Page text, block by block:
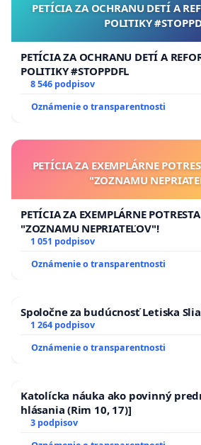
PETÍCIA ZA OCHRANU DETÍ A
POLITIKY
PETÍCIA ZA OCHRANU DETÍ A
POLITIKY #STOPPDFL
8 546 podpisov
Oznámenie o transparentnosti
PETÍCIA ZA EXEMPLÁRNE
"ZOZNAMU
PETÍCIA ZA EXEMPLÁRNE
"ZOZNAMU NEPRIATEĽOV"!
1 051 podpisov
Oznámenie o transparentnosti
Spoločne za budúcnosť Letiska
1 264 podpisov
Oznámenie o transparentnosti
Katolícka náuka ako povinný
hlásania (Rim 10, 17)]
3 podpisov